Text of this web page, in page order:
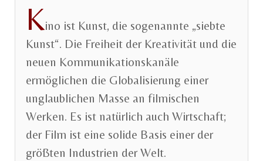
Kino ist Kunst, die sogenannte „siebte
Kunst“. Die Freiheit der Kreativität und die
neuen Kommunikationskanäle
ermöglichen die Globalisierung einer
unglaublichen Masse an filmischen
Werken. Es ist natürlich auch Wirtschaft;
der Film ist eine solide Basis einer der
größten Industrien der Welt.